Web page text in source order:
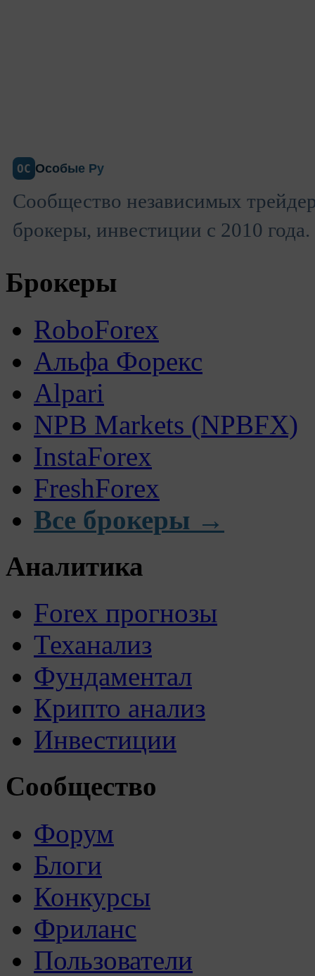
ОС Особые Ру
Сообщество независимых
брокеры, инвестиции с 2010 года.
Брокеры
RoboForex
Альфа Форекс
Alpari
NPB Markets (NPBFX)
InstaForex
FreshForex
Все брокеры →
Аналитика
Forex прогнозы
Теханализ
Фундаментал
Крипто анализ
Инвестиции
Сообщество
Форум
Блоги
Конкурсы
Фриланс
Пользователи